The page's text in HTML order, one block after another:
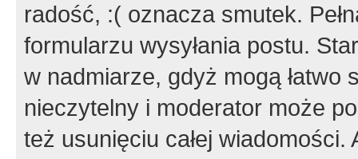
radość, :( oznacza smutek.
formularzu wysyłania postu.
w nadmiarze, gdyż mogą
nieczytelny i moderator może
też usunięciu całej